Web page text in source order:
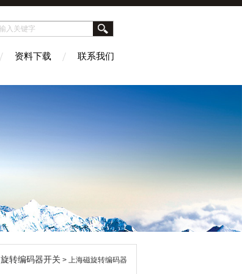
资料下载 联系我们
旋转编码器开关 > 上海磁旋转编码器